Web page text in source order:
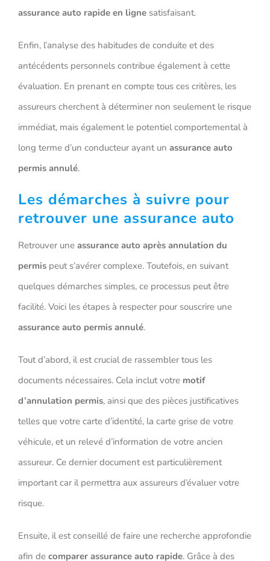
assurance auto rapide en lignesatisfaisant.
Enfin, l’analyse des habitudes de conduite et des
antécédents personnels contribue également à cette
évaluation. En prenant en compte tous ces critères, les
assureurs cherchent à déterminer non seulement le risque
immédiat, mais également le potentiel comportemental à
long terme d’un conducteur ayant un assurance auto
permis annulé.
Les démarches à suivre pour
retrouver une assurance auto
Retrouver une assurance auto après annulation du
permispeut s’avérer complexe. Toutefois, en suivant
quelques démarches simples, ce processus peut être
facilité. Voici les étapes à respecter pour souscrire une
assurance auto permis annulé.
Tout d’abord, il est crucial de rassembler tous les
documents nécessaires. Cela inclut votre motif
d’annulation permis, ainsi que des pièces justificatives
telles que votre carte d’identité, la carte grise de votre
véhicule, et un relevé d’information de votre ancien
assureur. Ce dernier document est particulièrement
important car il permettra aux assureurs d’évaluer votre
risque.
Ensuite, il est conseillé de faire une recherche approfondie
afin de comparer assurance auto rapide. Grâce à des